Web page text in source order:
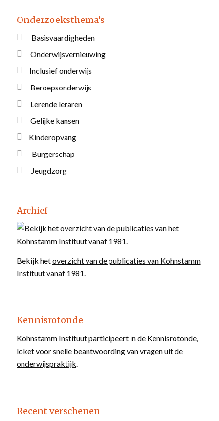
Onderzoeksthema’s
Basisvaardigheden
Onderwijsvernieuwing
Inclusief onderwijs
Beroepsonderwijs
Lerende leraren
Gelijke kansen
Kinderopvang
Burgerschap
Jeugdzorg
Archief
Bekijk hetoverzicht van de publicaties van Kohnstamm
Instituutvanaf 1981.
Kennisrotonde
Kohnstamm Instituut participeert in de Kennisrotonde,
loket voor snelle beantwoording vanvragen uit de
onderwijspraktijk.
Recent verschenen